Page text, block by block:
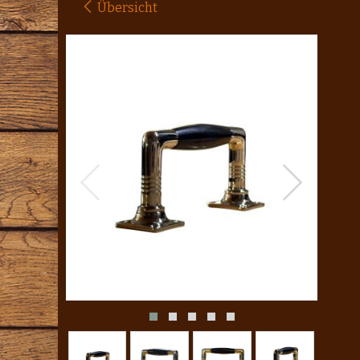
Übersicht